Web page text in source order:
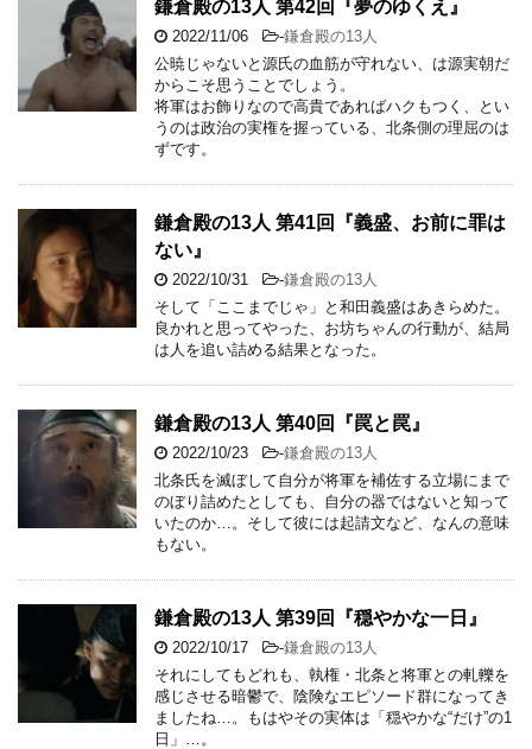
鎌倉殿の13人 第42回『夢のゆくえ』
2022/11/06 -鎌倉殿の13人
公暁じゃないと源氏の血筋が守れない、は源実朝だ
からこそ思うことでしょう。
将軍はお飾りなので高貴であればハクもつく、とい
うのは政治の実権を握っている、北条側の理屈のは
ずです。
鎌倉殿の13人 第41回『義盛、お前に罪は
ない』
2022/10/31 -鎌倉殿の13人
そして「ここまでじゃ」と和田義盛はあきらめた。
良かれと思ってやった、お坊ちゃんの行動が、結局
は人を追い詰める結果となった。
鎌倉殿の13人 第40回『罠と罠』
2022/10/23 -鎌倉殿の13人
北条氏を滅ぼして自分が将軍を補佐する立場にまで
のぼり詰めたとしても、自分の器ではないと知って
いたのか…。そして彼には起請文など、なんの意味
もない。
鎌倉殿の13人 第39回『穏やかな一日』
2022/10/17 -鎌倉殿の13人
それにしてもどれも、執権・北条と将軍との軋轢を
感じさせる暗鬱で、陰険なエピソード群になってき
ましたね…。もはやその実体は「穏やかな“だけ”の1
日」…。